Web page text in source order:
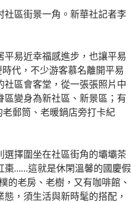
社區街景一角。新華社記者李
易近幸福感進步，也讓平易
代，不少游客慕名離開平易
區會客堂，從一張張照片中
變身為新社區、新景區；有
郵筒、老暖鍋店旁打卡紀
擇圍坐在社區街角的壩壩茶
棗……這就是休閑溫馨的國慶假
的老房、老樹，又有咖啡館、
態，須生活與新時髦的搭配，